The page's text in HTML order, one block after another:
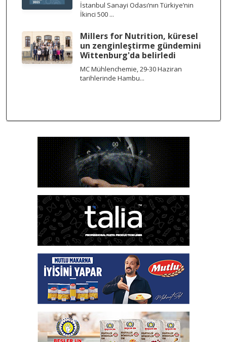
İstanbul Sanayi Odası’nın Türkiye’nin
İkinci 500 ...
Millers for Nutrition, küresel
un zenginleştirme gündemini
Wittenburg'da belirledi
MC Mühlenchemie, 29-30 Haziran
tarihlerinde Hambu...